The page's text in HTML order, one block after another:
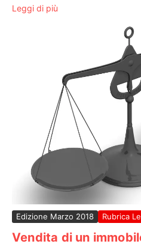
Leggi di più
Edizione Marzo 2018 Rubrica
Vendita di un